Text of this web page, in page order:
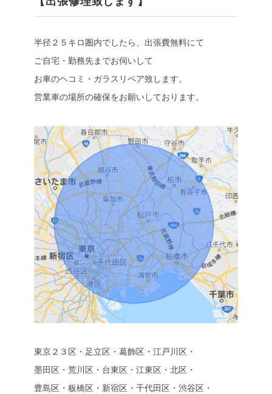
半径２５キロ圏内でしたら、出張費無料にて
ご自宅・勤務先までお伺いして
お車のヘコミ・ガラスリペア致します。
営業車の場所の確保をお願いしております。
東京２３区・足立区・葛飾区・江戸川区・
墨田区・荒川区・台東区・江東区・北区・
豊島区・板橋区・新宿区・千代田区・渋谷区・